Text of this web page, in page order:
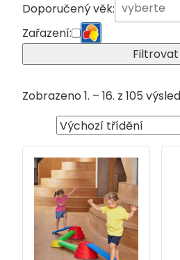
Doporučený věk:
Zařazení:
Filtrovat
Zobrazeno 1. – 16. z 105